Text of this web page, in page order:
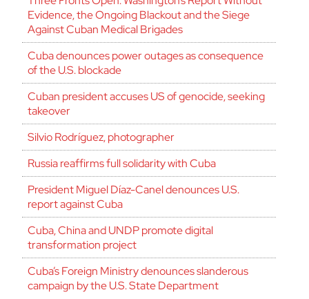
Evidence, the Ongoing Blackout and the Siege
Against Cuban Medical Brigades
Cuba denounces power outages as consequence
of the U.S. blockade
Cuban president accuses US of genocide, seeking
takeover
Silvio Rodríguez, photographer
Russia reaffirms full solidarity with Cuba
President Miguel Díaz-Canel denounces U.S.
report against Cuba
Cuba, China and UNDP promote digital
transformation project
Cuba’s Foreign Ministry denounces slanderous
campaign by the U.S. State Department